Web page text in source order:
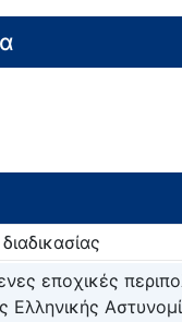
εποχικές
Ελληνικής